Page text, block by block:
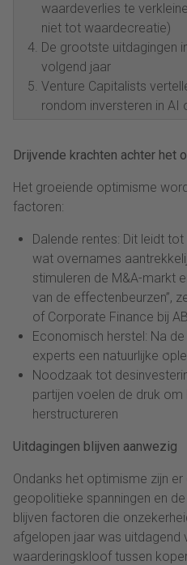
waardeverlies te
niet tot waardecreatie)
De grootste uitdagingen
volgend jaar
Venture Capitalists
rondom inversteren in AI
Drijvende krachten achter het
Het groeiende optimisme
factoren:
Dalende rentes: Dit leidt
wat overnames
stimuleren de M&A-markt
van de effectenbeurzen”,
of Corporate Finance bij
Economisch herstel: Na
experts een natuurlijke
Noodzaak tot
partijen voelen de druk om
herstructureren
Uitdagingen blijven aanwezig
Ondanks het optimisme zijn
geopolitieke spanningen en
blijven factoren die
afgelopen jaar was uitdagend
waarderingskloof tussen